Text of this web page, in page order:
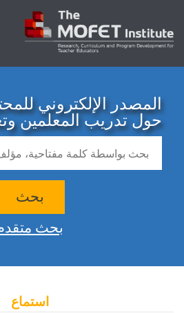
المصدر الإلكتروني
حول تدريب المعلمين
بحث
بحث
استماع